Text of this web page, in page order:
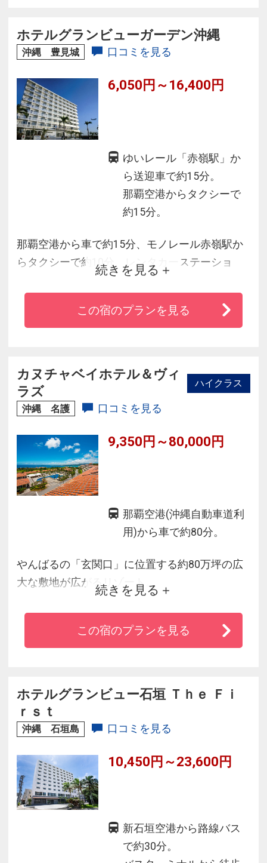
の拠点として最適！
ホテルグランビューガーデン沖縄
沖縄 豊見城 口コミを見る
6,050円～16,400円
ゆいレール「赤嶺駅」か
ら送迎車で約15分。
那覇空港からタクシーで
約15分。
那覇空港から車で約15分、モノレール赤嶺駅か
らタクシーで約10分、レンタカーステーショ
ン、高速名嘉地ＩＣも近く、無料駐車場完備で
観光にもビジネスにも便利。
プールや大浴場を完備し、周辺にはアウトレッ
も環境充実。
系列ホテル間の無料送迎は事前予約制でご利用
可能です。
続きを見る
この宿のプランを見る
カヌチャベイホテル＆ヴィ
ラズ
ハイクラス
沖縄 名護 口コミを見る
9,350円～80,000円
那覇空港(沖縄自動車道利
用)から車で約80分。
やんばるの「玄関口」に位置する約80万坪の広
大な敷地が広がるリゾート。
自然豊かな森と美ら海に囲まれたカヌチャリゾ
ートという街で、すべてのリゾート体験をお楽
しみください。
続きを見る
この宿のプランを見る
ホテルグランビュー石垣 Ｔｈｅ Ｆｉ
ｒｓｔ
沖縄 石垣島 口コミを見る
10,450円～23,600円
新石垣空港から路線バス
で約30分。